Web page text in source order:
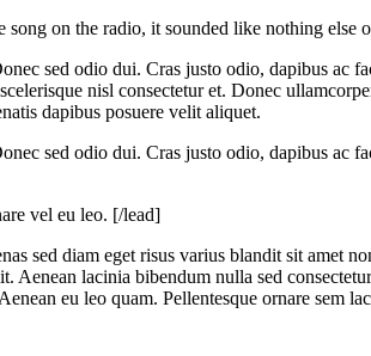
on the radio, it sounded like nothing else
sed odio dui. Cras justo odio, dapibus ac
nisl consectetur et. Donec
dapibus posuere velit aliquet.
sed odio dui. Cras justo odio, dapibus ac
vel eu leo. [/lead]
sed diam eget risus varius blandit sit amet
lacinia bibendum nulla sed
eu leo quam. Pellentesque ornare sem